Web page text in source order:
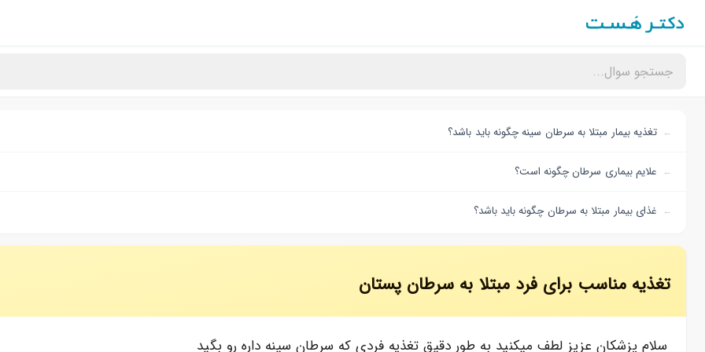
تغذیه بیمار مبتلا به سرطان سینه چگونه باید باشد؟
علایم بیماری سرطان چگونه است؟
غذای بیمار مبتلا به سرطان چگونه باید باشد؟
تغذیه مناسب برای فرد مبتلا به سرطان پستان
سلام پزشکان عزیز لطف میکنید به طور دقیق تغذیه فردی که سرطان سینه داره رو بگید